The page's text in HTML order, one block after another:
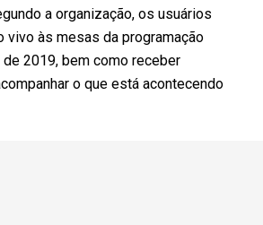
a organização, os usuários
vivo às mesas da programação
2019, bem como receber
o que está acontecendo